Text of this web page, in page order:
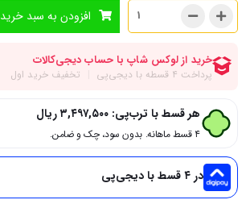
افزودن به سبد خرید
هر قسط با ترب‌پی: ۳,۴۹۷,۵۰۰ریال
۴ قسط ماهانه. بدون سود، چک و ضامن.
در ۴ قسط با دیجی‌پی